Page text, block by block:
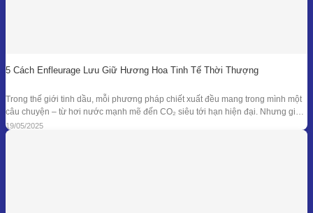
5 Cách Enfleurage Lưu Giữ Hương Hoa Tinh Tế Thời Thượng
Trong thế giới tinh dầu, mỗi phương pháp chiết xuất đều mang trong mình một
câu chuyện – từ hơi nước mạnh mẽ đến CO₂ siêu tới hạn hiện đại. Nhưng giữa
dòng chảy công nghệ ấy, enfleurage – một kỹ thuật cổ xưa và tinh tế – vẫn tồn
tại như một biểu tượng
19/05/2025